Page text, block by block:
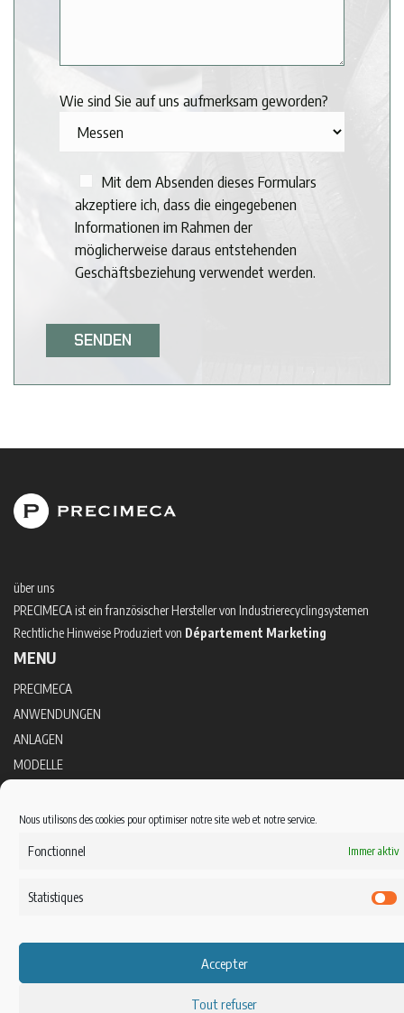
Nous utilisons des cookies pour optimiser notre site web et notre service.
Fonctionnel Immer aktiv
Statistiques
Accepter
Tout refuser
Wie sind Sie auf uns aufmerksam geworden?
Mit dem Absenden dieses Formulars
akzeptiere ich, dass die eingegebenen
Informationen im Rahmen der
möglicherweise daraus entstehenden
Geschäftsbeziehung verwendet werden.
lasse
dieses
über uns
PRECIMECA ist ein französischer Hersteller von Industrierecyclingsystemen
Rechtliche Hinweise Produziert von Département Marketing
MENU
PRECIMECA
ANWENDUNGEN
ANLAGEN
MODELLE
KONTAKT